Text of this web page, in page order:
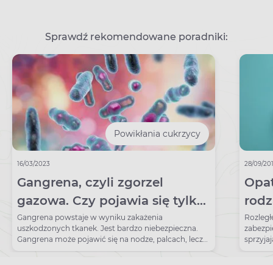
Sprawdź rekomendowane poradniki:
Powikłania cukrzycy
16/03/2023
Gangrena, czyli zgorzel
gazowa. Czy pojawia się tylko
na nodze?
Gangrena powstaje w wyniku zakażenia
uszkodzonych tkanek. Jest bardzo niebezpieczna.
Gangrena może pojawić się na nodze, palcach, lecz
także wewnątrz ciała.
28/09/